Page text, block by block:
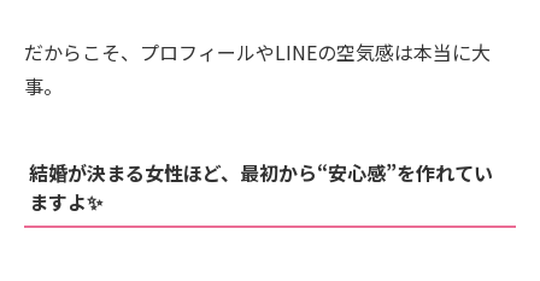
だからこそ、プロフィールやLINEの空気感は本当に大
事。
結婚が決まる女性ほど、最初から“安心感”を作れてい
ますよ✨